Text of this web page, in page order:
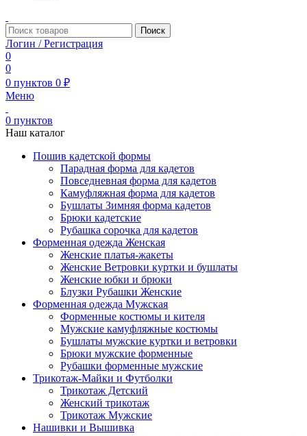
Поиск
Логин / Регистрация
0
0
0 пунктов 0 ₽
Меню
0 пунктов
Наш каталог
Пошив кадетской формы
Парадная форма для кадетов
Повседневная форма для кадетов
Камуфляжная форма для кадетов
Бушлаты Зимняя форма кадетов
Брюки кадетские
Рубашка сорочка для кадетов
Форменная одежда Женская
Женские платья-жакеты
Женские Ветровки куртки и бушлаты
Женские юбки и брюки
Блузки Рубашки Женские
Форменная одежда Мужская
Форменные костюмы и кителя
Мужские камуфляжные костюмы
Бушлаты мужские куртки и ветровки
Брюки мужские форменные
Рубашки форменные мужские
Трикотаж-Майки и Футболки
Трикотаж Детский
Женский трикотаж
Трикотаж Мужские
Нашивки и Вышивка